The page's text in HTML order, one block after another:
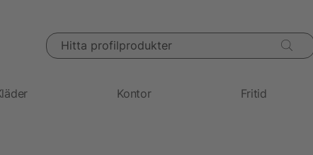
Hitta profilprodukter
Kontor Fritid